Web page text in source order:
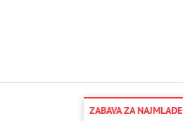
ZABAVA ZA NAJMLAĐE